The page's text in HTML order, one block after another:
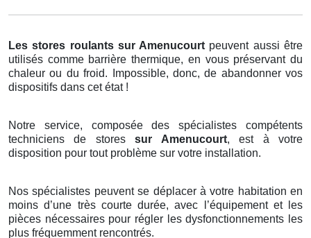
Les stores roulants sur Amenucourt peuvent aussi être
utilisés comme barrière thermique, en vous préservant du
chaleur ou du froid. Impossible, donc, de abandonner vos
dispositifs dans cet état !
Notre service, composée des spécialistes compétents
techniciens de storessur Amenucourt, est à votre
disposition pour tout problème sur votre installation.
Nos spécialistes peuvent se déplacer à votre habitation en
moins d’une très courte durée, avec l’équipement et les
pièces nécessaires pour régler les dysfonctionnements les
plus fréquemment rencontrés.